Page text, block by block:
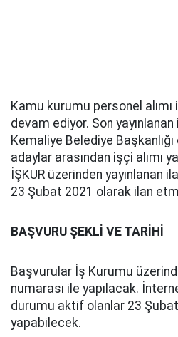
Kamu kurumu personel alımı
devam ediyor. Son
Kemaliye Belediye
adaylar arasından işçi alımı
İŞKUR üzerinden yayınlanan
23 Şubat 2021 olarak ilan
BAŞVURU ŞEKLİ VE TARİHİ
Başvurular İş Kurumu
numarası ile yapılacak.
durumu aktif olanlar 23
yapabilecek.